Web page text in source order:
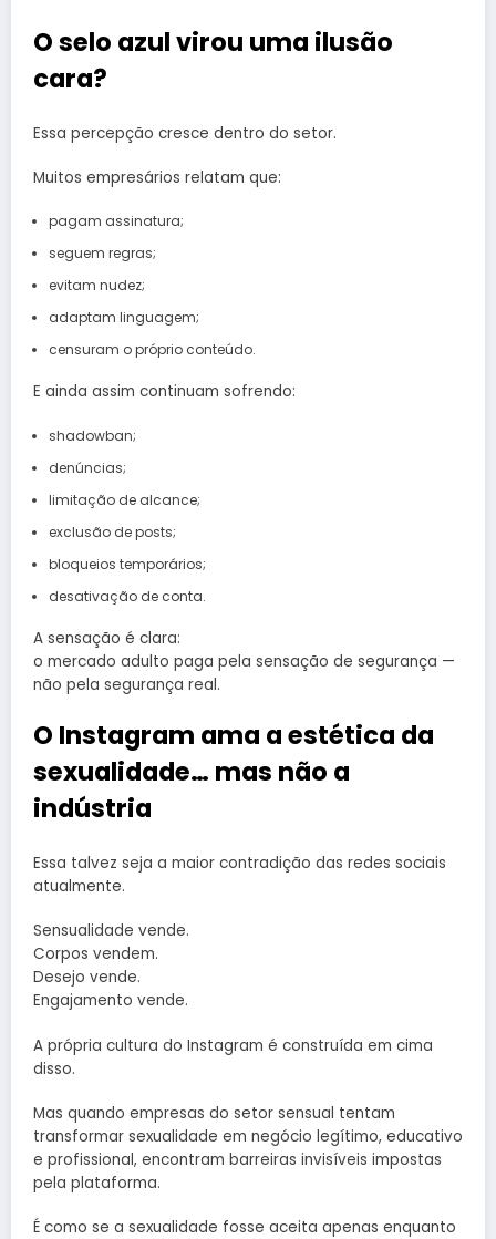
O selo azul virou uma ilusão
cara?
Essa percepção cresce dentro do setor.
Muitos empresários relatam que:
pagam assinatura;
seguem regras;
evitam nudez;
adaptam linguagem;
censuram o próprio conteúdo.
E ainda assim continuam sofrendo:
shadowban;
denúncias;
limitação de alcance;
exclusão de posts;
bloqueios temporários;
desativação de conta.
A sensação é clara:
o mercado adulto paga pela sensação de segurança —
não pela segurança real.
O Instagram ama a estética da
sexualidade… mas não a
indústria
Essa talvez seja a maior contradição das redes sociais
atualmente.
Sensualidade vende.
Corpos vendem.
Desejo vende.
Engajamento vende.
A própria cultura do Instagram é construída em cima
disso.
Mas quando empresas do setor sensual tentam
transformar sexualidade em negócio legítimo, educativo
e profissional, encontram barreiras invisíveis impostas
pela plataforma.
É como se a sexualidade fosse aceita apenas enquanto